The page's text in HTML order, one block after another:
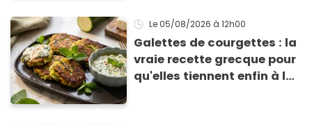
Le 05/08/2026 à 12h00
Galettes de courgettes : la
vraie recette grecque pour
qu'elles tiennent enfin à la